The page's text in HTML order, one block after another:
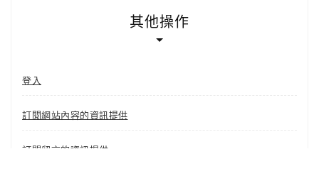
其他操作
登入
訂閱網站內容的資訊提供
訂閱留言的資訊提供